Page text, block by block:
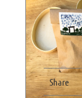
CHI SIAMO
LOG-IN
CARRELLO
Share